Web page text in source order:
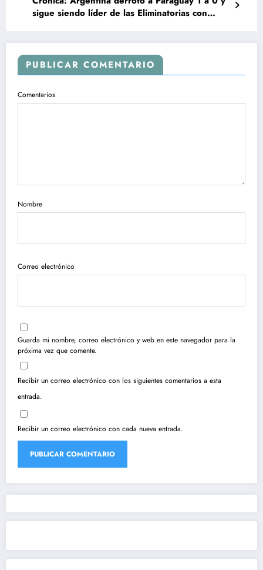
sigue siendo líder de las Eliminatorias con
PUBLICAR COMENTARIO
Comentarios
Nombre
Correo electrónico
Guarda mi nombre, correo electrónico y web en este navegador para la
próxima vez que comente.
Recibir un correo electrónico con los siguientes comentarios a esta
entrada.
Recibir un correo electrónico con cada nueva entrada.